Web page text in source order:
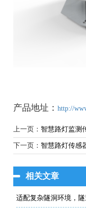
产品地址： http://
上一页： 智慧路灯监测
下一页： 智慧路灯传感
相关文章